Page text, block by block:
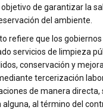
de garantizar la
del ambiente.
refiere que los
servicios de limpieza
conservación y
tercerización
de manera directa,
al término del